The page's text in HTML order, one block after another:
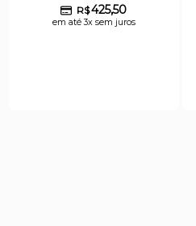
R$425,50
em até 3x sem juros